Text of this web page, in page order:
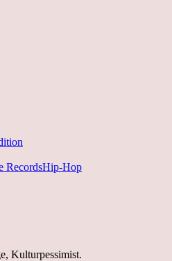
RecordsHip-Hop
Kulturpessimist.